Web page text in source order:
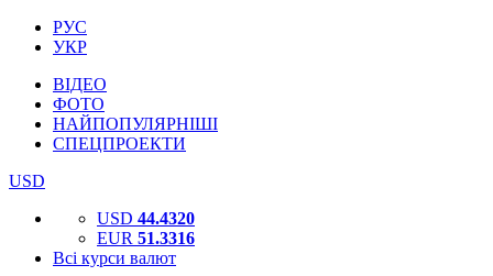
РУС
УКР
ВІДЕО
ФОТО
НАЙПОПУЛЯРНІШІ
СПЕЦПРОЕКТИ
USD
USD 44.4320
EUR 51.3316
Всі курси валют